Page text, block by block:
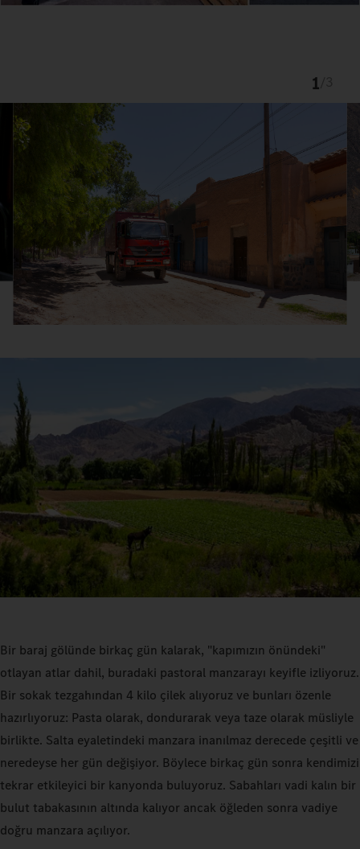
1
Bir baraj gölünde birkaç gün kalarak, "kapımızın önündeki"
otlayan atlar dahil, buradaki pastoral manzarayı keyifle izliyoruz.
Bir sokak tezgahından 4 kilo çilek alıyoruz ve bunları özenle
hazırlıyoruz: Pasta olarak, dondurarak veya taze olarak müsliyle
birlikte. Salta eyaletindeki manzara inanılmaz derecede çeşitli ve
neredeyse her gün değişiyor. Böylece birkaç gün sonra kendimizi
tekrar etkileyici bir kanyonda buluyoruz. Sabahları vadi kalın bir
bulut tabakasının altında kalıyor ancak öğleden sonra vadiye
doğru manzara açılıyor.